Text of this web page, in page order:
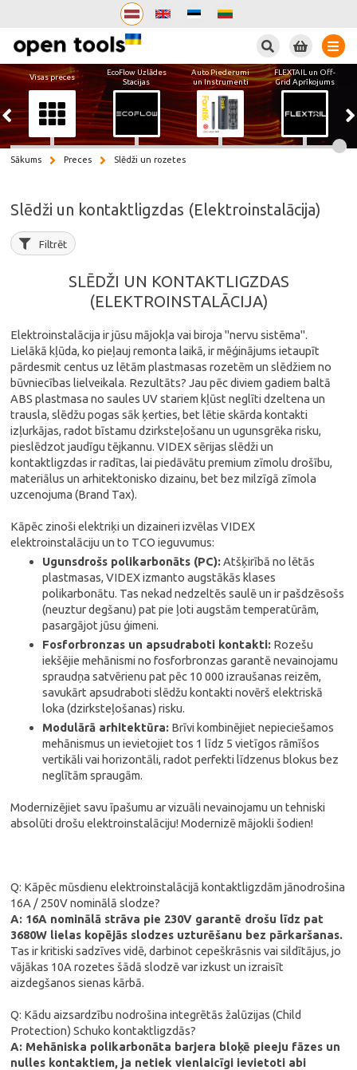
Visas preces
EcoFlow Uzlādes
Stacijas
Auto Piederumi
un Instrumenti
FLEXTAIL un Off-
Grid Aprīkojums
Sākums Preces Slēdži un rozetes
Slēdži un kontaktligzdas (Elektroinstalācija)
Filtrēt
SLĒDŽI UN KONTAKTLIGZDAS
(ELEKTROINSTALĀCIJA)
Elektroinstalācija ir jūsu mājokļa vai biroja "nervu sistēma".
Lielākā kļūda, ko pieļauj remonta laikā, ir mēģinājums ietaupīt
pārdesmit centus uz lētām plastmasas rozetēm un slēdžiem no
būvniecības lielveikala. Rezultāts? Jau pēc diviem gadiem baltā
ABS plastmasa no saules UV stariem kļūst neglīti dzeltena un
trausla, slēdžu pogas sāk ķerties, bet lētie skārda kontakti
izļurkājas, radot bīstamu dzirksteļošanu un ugunsgrēka risku,
pieslēdzot jaudīgu tējkannu. VIDEX sērijas slēdži un
kontaktligzdas ir radītas, lai piedāvātu premium zīmolu drošību,
materiālus un arhitektonisko dizainu, bet bez milzīgā zīmola
uzcenojuma (Brand Tax).
Kāpēc zinoši elektriķi un dizaineri izvēlas VIDEX
elektroinstalāciju un to TCO ieguvumus:
Ugunsdrošs polikarbonāts (PC):Atšķirībā no lētās
plastmasas, VIDEX izmanto augstākās klases
polikarbonātu. Tas nekad nedzeltēs saulē un ir pašdzēsošs
(neuztur degšanu) pat pie ļoti augstām temperatūrām,
pasargājot jūsu ģimeni.
Fosforbronzas un apsudraboti kontakti: Rozešu
iekšējie mehānismi no fosforbronzas garantē nevainojamu
spraudņa satvērienu pat pēc 10 000 izraušanas reizēm,
savukārt apsudraboti slēdžu kontakti novērš elektriskā
loka (dzirksteļošanas) risku.
Modulārā arhitektūra: Brīvi kombinējiet nepieciešamos
mehānismus un ievietojiet tos 1 līdz 5 vietīgos rāmīšos
vertikāli vai horizontāli, radot perfekti līdzenus blokus bez
neglītām spraugām.
Modernizējiet savu īpašumu ar vizuāli nevainojamu un tehniski
absolūti drošu elektroinstalāciju! Modernizē mājokli šodien!
Q: Kāpēc mūsdienu elektroinstalācijā kontaktligzdām jānodrošina
16A / 250V nominālā slodze?
A: 16A nominālā strāva pie 230V garantē drošu līdz pat
3680W lielas kopējās slodzes uzturēšanu bez pārkaršanas.
Tas ir kritiski sadzīves vidē, darbinot cepeškrāsnis vai sildītājus, jo
vājākas 10A rozetes šādā slodzē var izkust un izraisīt
aizdegšanos sienas kārbā.
Q: Kādu aizsardzību nodrošina integrētās žalūzijas (Child
Protection) Schuko kontaktligzdās?
A: Mehāniska polikarbonāta barjera bloķē pieeju fāzes un
nulles kontaktiem, ja netiek vienlaicīgi ievietoti abi